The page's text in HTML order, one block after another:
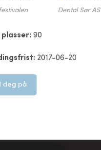
Dental Sør AS
plasser: 90
2017-06-20
deg på